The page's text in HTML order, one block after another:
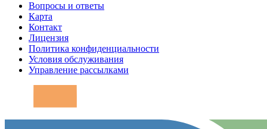
Вопросы и ответы
Карта
Контакт
Лицензия
Политика конфиденциальности
Условия обслуживания
Управление рассылками